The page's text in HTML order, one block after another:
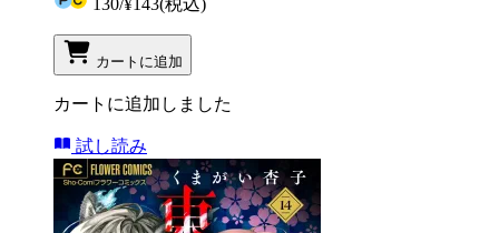
130/¥143(税込)
カートに追加
カートに追加しました
試し読み